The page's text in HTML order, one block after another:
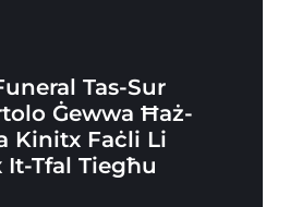
Tas-Sur
Ġewwa Ħaż-
Kinitx Faċli Li
It-Tfal Tiegħu